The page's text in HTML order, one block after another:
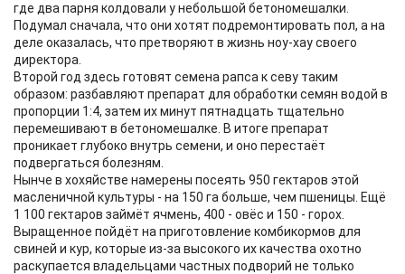
где два парня колдовали у небольшой бетономешалки.
Подумал сначала, что они хотят подремонтировать пол, а на
деле оказалась, что претворяют в жизнь ноу-хау своего
директора.
Второй год здесь готовят семена рапса к севу таким
образом: разбавляют препарат для обработки семян водой в
пропорции 1:4, затем их минут пятнадцать тщательно
перемешивают в бетономешалке. В итоге препарат
проникает глубоко внутрь семени, и оно перестаёт
подвергаться болезням.
Нынче в хохяйстве намерены посеять 950 гектаров этой
масленичной культуры - на 150 га больше, чем пшеницы. Ещё
1 100 гектаров займёт ячмень, 400 - овёс и 150 - горох.
Выращенное пойдёт на приготовление комбикормов для
свиней и кур, которые из-за высокого их качества охотно
раскупается владельцами частных подворий не только